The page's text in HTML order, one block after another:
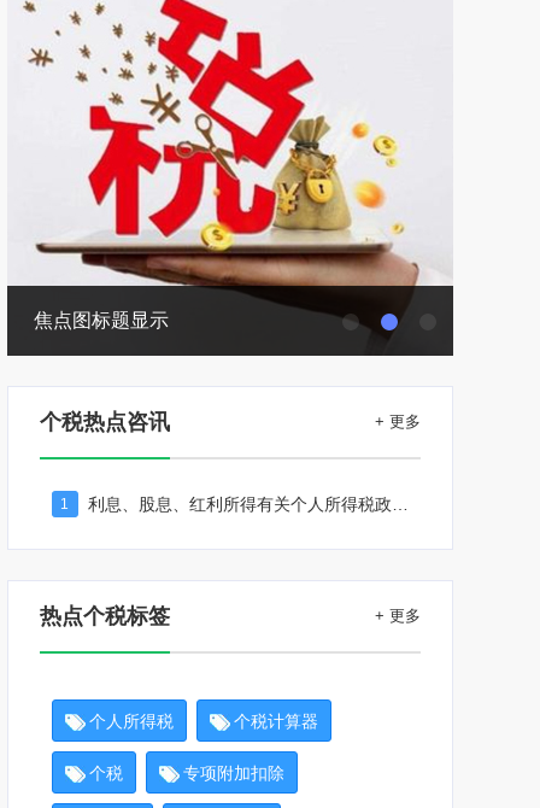
焦点图标题显示
个税热点咨讯 + 更多
1
热点个税标签 + 更多
个人所得税 个税计算器
个税 专项附加扣除